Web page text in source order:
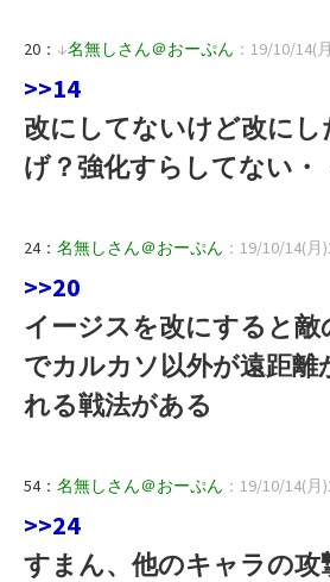
20： ↓名無しさん＠おーぷん ：19/10/14(
>>14
改にしてないけど改にし
げ？強化すらしてない・
24： 名無しさん＠おーぷん ：19/10/14(月
>>20
イージスを改にすると敵
でカルカソ以外が遠距離
れる戦法がある
54： 名無しさん＠おーぷん ：19/10/14(月
>>24
すまん、他のキャラの攻